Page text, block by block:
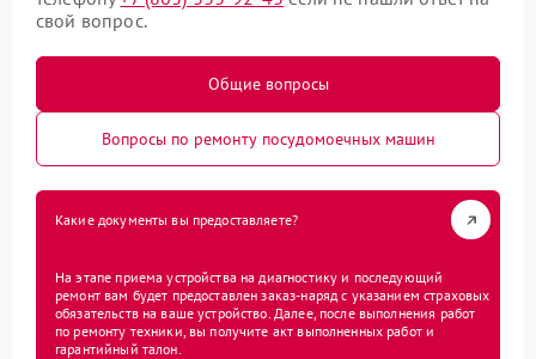
свой вопрос.
Общие вопросы
Вопросы по ремонту посудомоечных машин
Какие документы вы предоставляете?
На этапе приема устройства на диагностику и последующий
ремонт вам будет предоставлен заказ-наряд с указанием страховых
обязательств на ваше устройство. Далее, после выполнения работ
по ремонту техники, вы получите акт выполненных работ и
гарантийный талон.